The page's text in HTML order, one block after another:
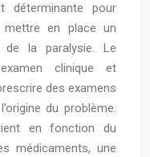
déterminante pour
en place un
la paralysie. Le
clinique et
des examens
du problème.
en fonction du
médicaments, une